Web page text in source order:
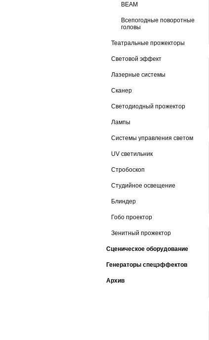
BEAM
Всепогодные поворотные
головы
Театральные прожекторы
Световой эффект
Лазерные системы
Сканер
Светодиодный прожектор
Лампы
Системы управления светом
UV светильник
Стробоскоп
Студийное освещение
Блиндер
Гобо проектор
Зенитный прожектор
Сценическое оборудование
Генераторы спецэффектов
Архив